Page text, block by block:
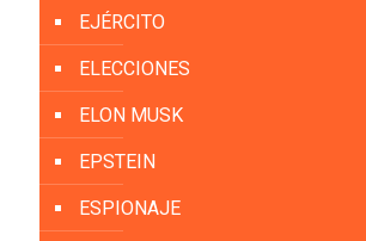
EJÉRCITO
ELECCIONES
ELON MUSK
EPSTEIN
ESPIONAJE